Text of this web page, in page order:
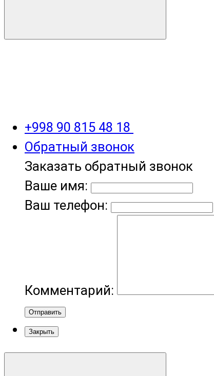
+998 90 815 48 18
Обратный звонок
Заказать обратный звонок
Ваше имя:
Ваш телефон:
Комментарий:
Отправить
Закрыть